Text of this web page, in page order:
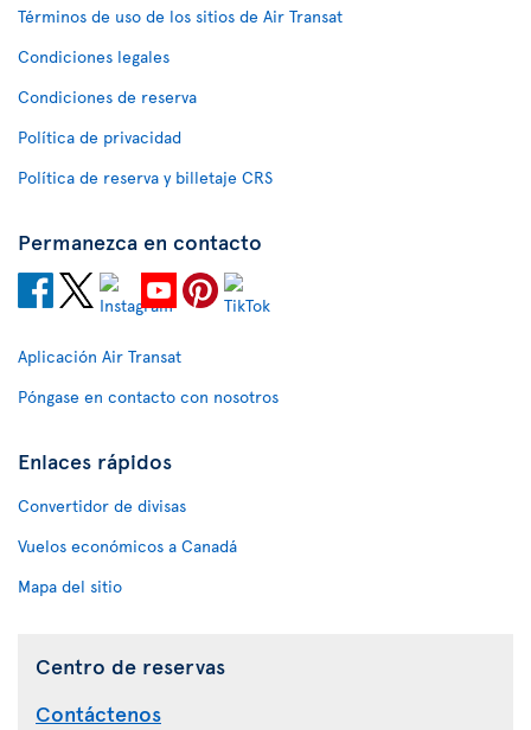
Términos de uso de los sitios de Air Transat
Condiciones legales
Condiciones de reserva
Política de privacidad
Política de reserva y billetaje CRS
Permanezca en contacto
Aplicación Air Transat
Póngase en contacto con nosotros
Enlaces rápidos
Convertidor de divisas
Vuelos económicos a Canadá
Mapa del sitio
Centro de reservas
Contáctenos